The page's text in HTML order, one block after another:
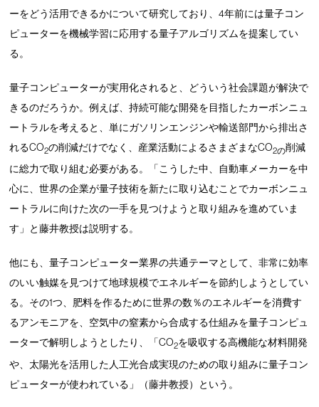
ーをどう活用できるかについて研究しており、4年前には量子コン
ピューターを機械学習に応用する量子アルゴリズムを提案してい
る。
量子コンピューターが実用化されると、どういう社会課題が解決で
きるのだろうか。例えば、持続可能な開発を目指したカーボンニュ
ートラルを考えると、単にガソリンエンジンや輸送部門から排出さ
れるCO2の削減だけでなく、産業活動によるさまざまなCO2の削減
に総力で取り組む必要がある。「こうした中、自動車メーカーを中
心に、世界の企業が量子技術を新たに取り込むことでカーボンニュ
ートラルに向けた次の一手を見つけようと取り組みを進めていま
す」と藤井教授は説明する。
他にも、量子コンピューター業界の共通テーマとして、非常に効率
のいい触媒を見つけて地球規模でエネルギーを節約しようとしてい
る。その1つ、肥料を作るために世界の数％のエネルギーを消費す
るアンモニアを、空気中の窒素から合成する仕組みを量子コンピュ
ーターで解明しようとしたり、「CO2を吸収する高機能な材料開発
や、太陽光を活用した人工光合成実現のための取り組みに量子コン
ピューターが使われている」（藤井教授）という。